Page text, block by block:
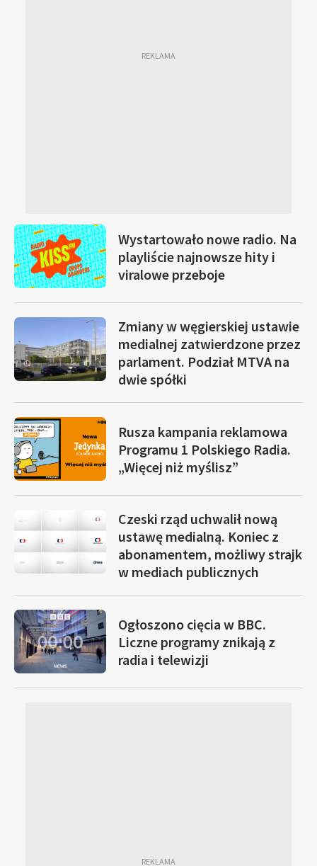
Wystartowało nowe radio. Na
playliście najnowsze hity i
viralowe przeboje
Zmiany w węgierskiej ustawie
medialnej zatwierdzone przez
parlament. Podział MTVA na
dwie spółki
Rusza kampania reklamowa
Programu 1 Polskiego Radia.
„Więcej niż myślisz”
Czeski rząd uchwalił nową
ustawę medialną. Koniec z
abonamentem, możliwy strajk
w mediach publicznych
Ogłoszono cięcia w BBC.
Liczne programy znikają z
radia i telewizji